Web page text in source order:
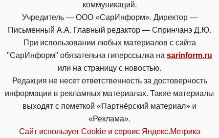
коммуникаций.
Учредитель — ООО «СарИнформ». Директор —
Письменный А.А. Главный редактор — Спринчанэ Д.Ю.
При использовании любых материалов с сайта
"СарИнформ" обязательна гиперссылка на sarinform.ru
или на страницу с новостью.
Редакция не несет ответственность за достоверность
информации в рекламных материалах. Такие материалы
выходят с пометкой «Партнёрский материал» и
«Реклама».
Сайт использует Cookie и сервиc Яндекс.Метрика